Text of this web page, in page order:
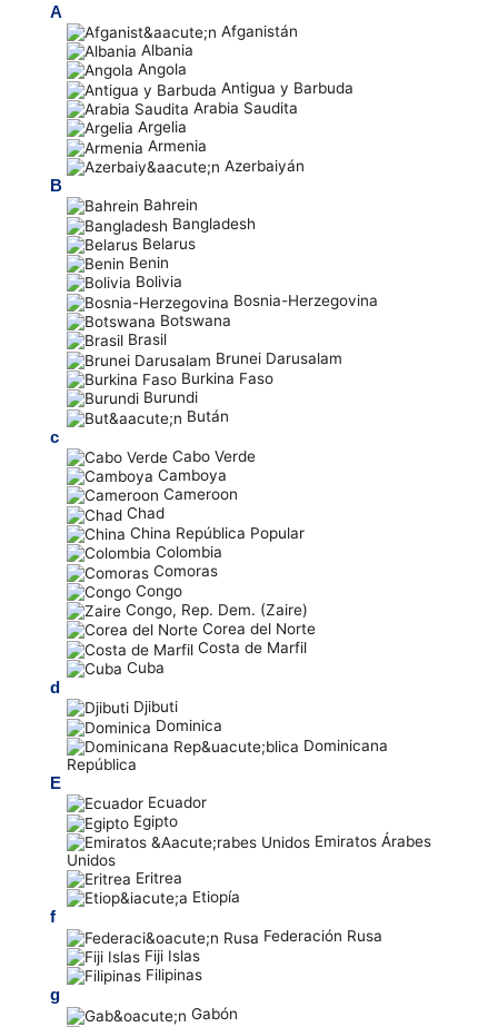
A
Afganistán
Albania
Angola
Antigua y Barbuda
Arabia Saudita
Argelia
Armenia
Azerbaiyán
B
Bahrein
Bangladesh
Belarus
Benin
Bolivia
Bosnia-Herzegovina
Botswana
Brasil
Brunei Darusalam
Burkina Faso
Burundi
Bután
c
Cabo Verde
Camboya
Cameroon
Chad
China República Popular
Colombia
Comoras
Congo
Congo, Rep. Dem. (Zaire)
Corea del Norte
Costa de Marfil
Cuba
d
Djibuti
Dominica
Dominicana
República
E
Ecuador
Egipto
Emiratos Árabes
Unidos
Eritrea
Etiopía
f
Federación Rusa
Fiji Islas
Filipinas
g
Gabón